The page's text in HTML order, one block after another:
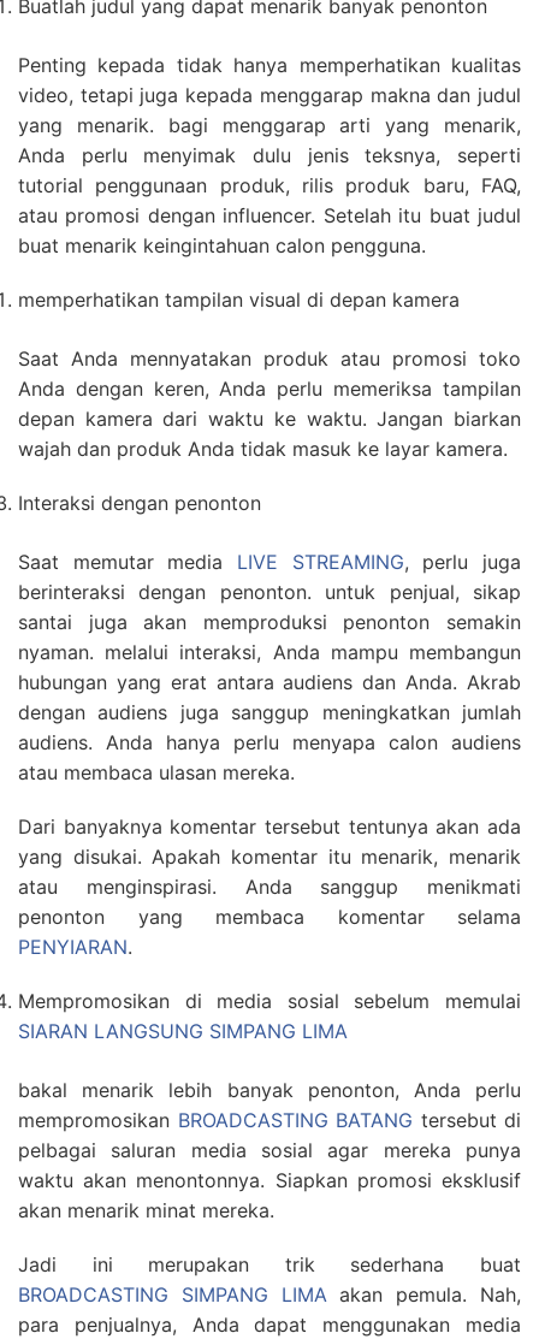
Buatlah judul yang dapat menarik banyak penonton
Penting kepada tidak hanya memperhatikan kualitas
video, tetapi juga kepada menggarap makna dan judul
yang menarik. bagi menggarap arti yang menarik,
Anda perlu menyimak dulu jenis teksnya, seperti
tutorial penggunaan produk, rilis produk baru, FAQ,
atau promosi dengan influencer. Setelah itu buat judul
buat menarik keingintahuan calon pengguna.
memperhatikan tampilan visual di depan kamera
Saat Anda mennyatakan produk atau promosi toko
Anda dengan keren, Anda perlu memeriksa tampilan
depan kamera dari waktu ke waktu. Jangan biarkan
wajah dan produk Anda tidak masuk ke layar kamera.
Interaksi dengan penonton
Saat memutar media LIVE STREAMING, perlu juga
berinteraksi dengan penonton. untuk penjual, sikap
santai juga akan memproduksi penonton semakin
nyaman. melalui interaksi, Anda mampu membangun
hubungan yang erat antara audiens dan Anda. Akrab
dengan audiens juga sanggup meningkatkan jumlah
audiens. Anda hanya perlu menyapa calon audiens
atau membaca ulasan mereka.
Dari banyaknya komentar tersebut tentunya akan ada
yang disukai. Apakah komentar itu menarik, menarik
atau menginspirasi. Anda sanggup menikmati
penonton yang membaca komentar selama
PENYIARAN.
Mempromosikan di media sosial sebelum memulai
SIARAN LANGSUNG SIMPANG LIMA
bakal menarik lebih banyak penonton, Anda perlu
mempromosikan BROADCASTING BATANG tersebut di
pelbagai saluran media sosial agar mereka punya
waktu akan menontonnya. Siapkan promosi eksklusif
akan menarik minat mereka.
Jadi ini merupakan trik sederhana buat
BROADCASTING SIMPANG LIMAakan pemula. Nah,
para penjualnya, Anda dapat menggunakan media